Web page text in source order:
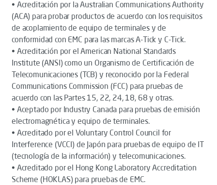
• Acreditación por la Australian Communications Authority
(ACA) para probar productos de acuerdo con los requisitos
de acoplamiento de equipo de terminales y de
conformidad con EMC para las marcas A-Tick y C-Tick.
• Acreditación por el American National Standards
Institute (ANSI) como un Organismo de Certificación de
Telecomunicaciones (TCB) y reconocido por la Federal
Communications Commission (FCC) para pruebas de
acuerdo con las Partes 15, 22, 24, 18, 68 y otras.
• Aceptado por Industry Canada para pruebas de emisión
electromagnética y equipo de terminales.
• Acreditado por el Voluntary Control Council for
Interference (VCCI) de Japón para pruebas de equipo de IT
(tecnología de la información) y telecomunicaciones.
• Acreditado por el Hong Kong Laboratory Accreditation
Scheme (HOKLAS) para pruebas de EMC.